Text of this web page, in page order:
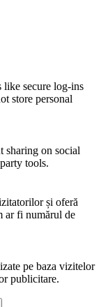
like secure log-ins
store personal
sharing on social
tools.
și oferă
ar fi numărul de
pe baza vizitelor
publicitare.